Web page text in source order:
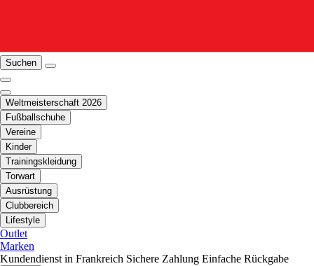
Suchen
Weltmeisterschaft 2026
Fußballschuhe
Vereine
Kinder
Trainingskleidung
Torwart
Ausrüstung
Clubbereich
Lifestyle
Outlet
Marken
Kundendienst in Frankreich Sichere Zahlung Einfache Rückgabe